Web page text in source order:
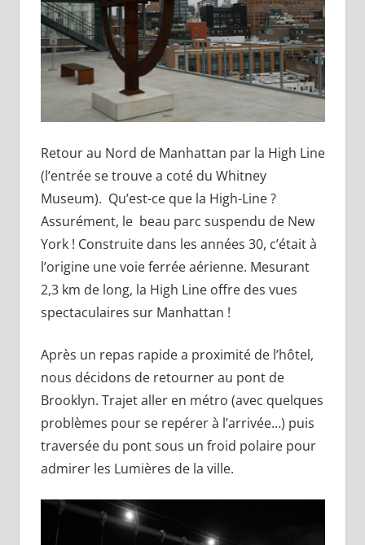
Retour au Nord de Manhattan par la High Line
(l’entrée se trouve a coté du Whitney
Museum). Qu’est-ce que la High-Line ?
Assurément, le beau parc suspendu de New
York ! Construite dans les années 30, c’était à
l’origine une voie ferrée aérienne. Mesurant
2,3 km de long, la High Line offre des vues
spectaculaires sur Manhattan !
Après un repas rapide a proximité de l’hôtel,
nous décidons de retourner au pont de
Brooklyn. Trajet aller en métro (avec quelques
problèmes pour se repérer à l’arrivée…) puis
traversée du pont sous un froid polaire pour
admirer les Lumières de la ville.